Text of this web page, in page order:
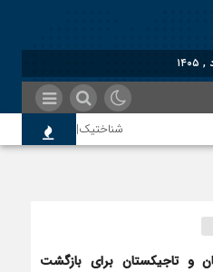
شناختیک| ۸۶ درصد مهاجران حامی ایران در جنگ؛ ۷۵ درصد مهاجران دولت چهاردهم را خیرخواه خود نمی‌دانند
اختصاصی| معطلی بار تاجران پشت
و تاجیکستان برای بازگشت